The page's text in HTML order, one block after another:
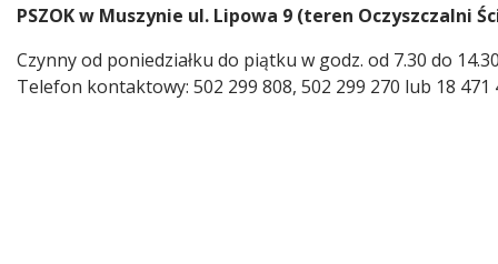
Treść
PSZOK w Muszynie ul. Lipowa 9 (teren Oczyszczalni
Czynny od poniedziałku do piątku w godz. od 7.30 do 14.30
Telefon kontaktowy: 502 299 808, 502 299 270 lub 18 471